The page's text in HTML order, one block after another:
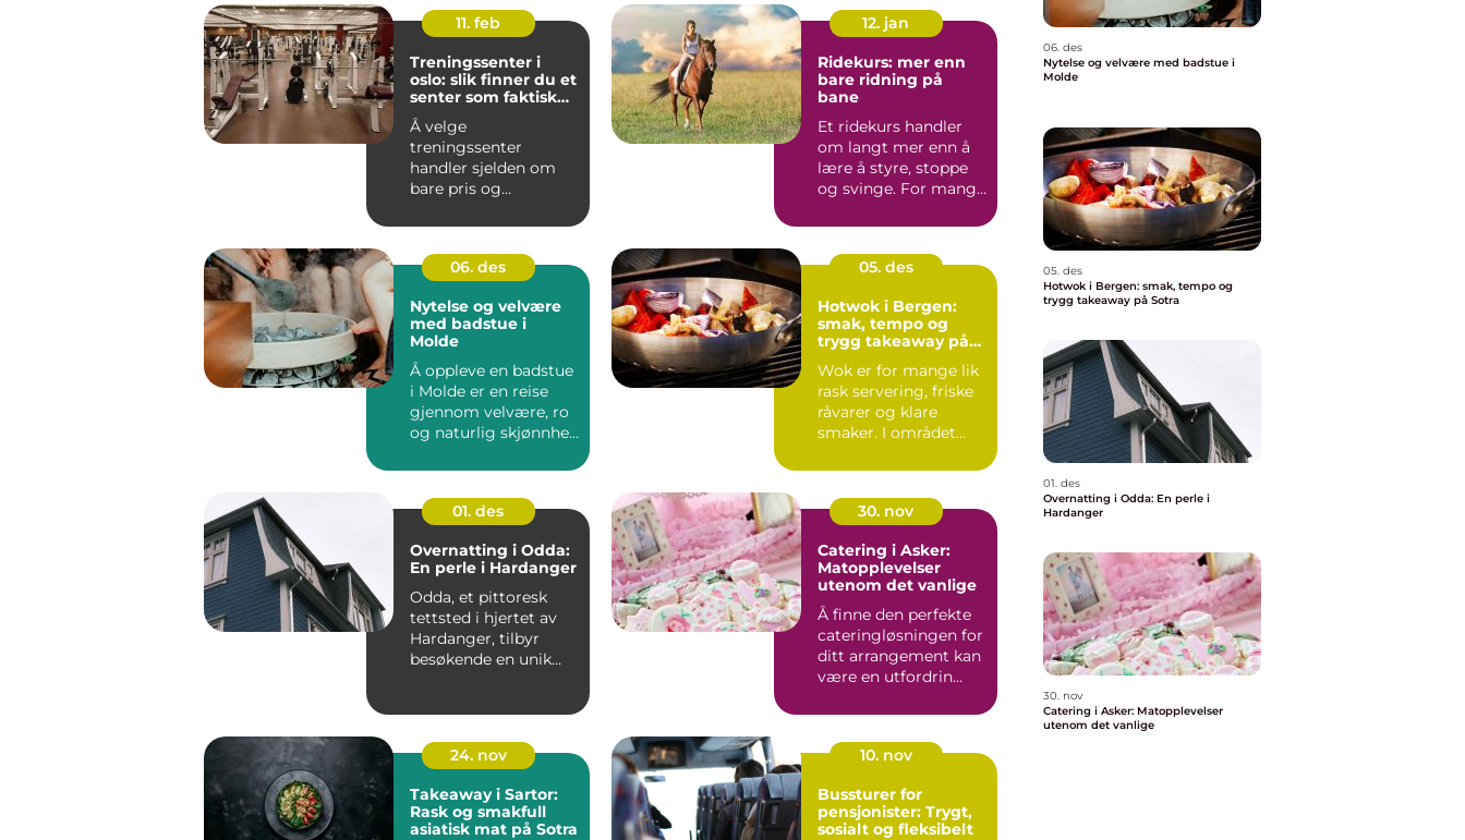
11. feb
Treningssenter i
oslo: slik finner du et
senter som faktisk
blir brukt
Å velge
treningssenter
handler sjelden om
bare pris og
oppdager raskt at
avstanden...
12. jan
Ridekurs: mer enn
bare ridning på
bane
Et ridekurs handler
om langt mer enn å
lære å styre, stoppe
og svinge. For mange
06. des
Nytelse og velvære
med badstue i
Molde
Å oppleve en badstue
i Molde er en reise
gjennom velvære, ro
og naturlig skjønnhe...
05. des
Hotwok i Bergen:
smak, tempo og
trygg takeaway på
Wok er for mange lik
rask servering, friske
råvarer og klare
smaker. I området
01. des
Overnatting i Odda:
En perle i Hardanger
Odda, et pittoresk
tettsted i hjertet av
Hardanger, tilbyr
besøkende en unik
30. nov
Catering i Asker:
Matopplevelser
utenom det vanlige
Å finne den perfekte
cateringløsningen for
ditt arrangement kan
være en utfordrin...
24. nov
Takeaway i Sartor:
Rask og smakfull
asiatisk mat på Sotra
10. nov
Bussturer for
pensjonister: Trygt,
sosialt og fleksibelt
06. des
Nytelse og velvære med badstue i
Molde
05. des
Hotwok i Bergen: smak, tempo og
trygg takeaway på Sotra
01. des
Overnatting i Odda: En perle i
Hardanger
30. nov
Catering i Asker: Matopplevelser
utenom det vanlige